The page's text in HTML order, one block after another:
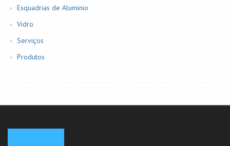
Esquadrias de Aluminio
Vidro
Serviços
Produtos